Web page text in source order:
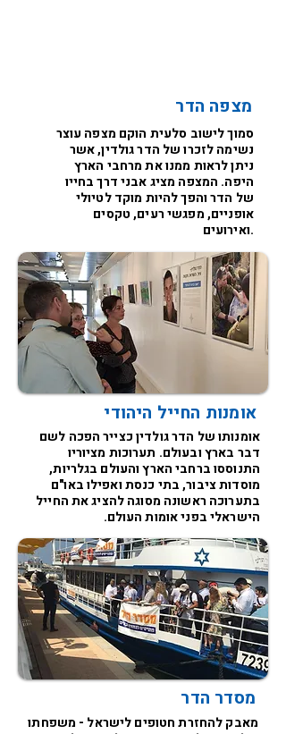
מצפה הדר
סמוך לישוב סלעית הוקם מצפה עוצר
נשימה לזכרו של הדר גולדין, אשר
ניתן לראות ממנו את מרחבי הארץ
היפה. המצפה מציג אבני דרך בחייו
של הדר והפך להיות מוקד לטיולי
אופניים, מפגשי רעים, טקסים
ואירועים.
אומנות החייל היהודי
אומנותו של הדר גולדין כצייר הפכה לשם
דבר בארץ ובעולם. תערוכות מציוריו
התנוססו ברחבי הארץ והעולם בגלריות,
מוסדות ציבור, בתי כנסת ואפילו באו"ם
בתערוכה ראשונה מסוגה להציג את החייל
הישראלי בפני אומות העולם.
מסדר הדר
מאבק להחזרת חטופים לישראל - משפחתו